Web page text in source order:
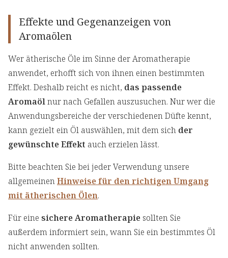
Ätherisches Öl "Lavendel"
Ätherisches Öl "Pfefferminze"
Effekte und Gegenanzeigen von
Aromaölen
Wer ätherische Öle im Sinne der Aromatherapie
anwendet, erhofft sich von ihnen einen bestimmten
Effekt. Deshalb reicht es nicht, das passende
Aromaölnur nach Gefallen auszusuchen. Nur wer die
Anwendungsbereiche der verschiedenen Düfte kennt,
kann gezielt ein Öl auswählen, mit dem sich der
gewünschte Effekt auch erzielen lässt.
Bitte beachten Sie bei jeder Verwendung unsere
allgemeinenHinweise für den richtigen Umgang
mit ätherischen Ölen.
Für eine sichere Aromatherapie sollten Sie
außerdem informiert sein, wann Sie ein bestimmtes Öl
nicht anwenden sollten.